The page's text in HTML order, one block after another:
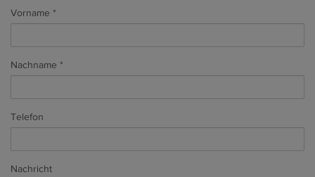
Vorname
Nachname
Telefon
Nachricht